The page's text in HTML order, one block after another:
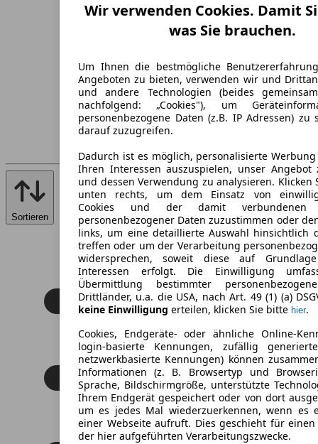
Wir verwenden Cookies. Damit
was Sie brauchen.
Um Ihnen die bestmögliche
Angeboten zu bieten, verwenden wir und
und andere Technologien (beides
nachfolgend: „Cookies"), um
personenbezogene Daten (z.B. IP Adressen) zu
darauf zuzugreifen.
Dadurch ist es möglich, personalisierte
Ihren Interessen auszuspielen, unser Angebot
und dessen Verwendung zu analysieren. Klicken
unten rechts, um dem Einsatz von
Cookies und der damit verbundenen
personenbezogener Daten zuzustimmen oder
links, um eine detaillierte Auswahl hinsichtlich
treffen oder um der Verarbeitung
widersprechen, soweit diese auf
Interessen erfolgt. Die Einwilligung
Übermittlung bestimmter
Drittländer, u.a. die USA, nach Art. 49 (1) (a)
keine Einwilligung erteilen, klicken Sie bitte hier.
Cookies, Endgeräte- oder ähnliche Online-
login-basierte Kennungen, zufällig
netzwerkbasierte Kennungen) können
Informationen (z. B. Browsertyp und
Sprache, Bildschirmgröße, unterstützte
Ihrem Endgerät gespeichert oder von dort
um es jedes Mal wiederzuerkennen, wenn es
einer Webseite aufruft. Dies geschieht für
der hier aufgeführten Verarbeitungszwecke.
Sortieren